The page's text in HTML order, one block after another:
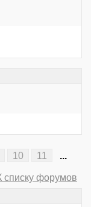
10 11
...
списку форумов